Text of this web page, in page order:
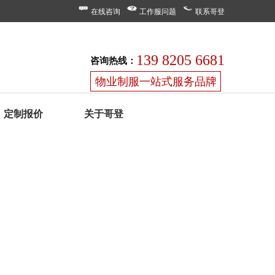
在线咨询 工作服问题 联系哥登
咨询热线： 139 8205 6681
物业制服一站式服务品牌
定制报价 关于哥登